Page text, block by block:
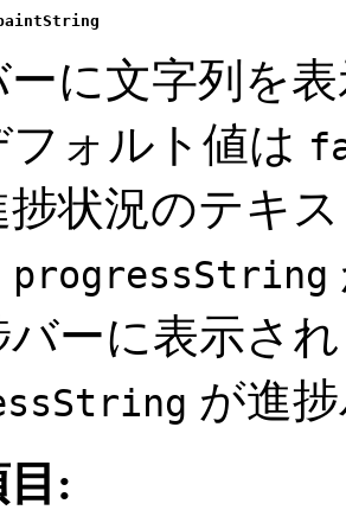
ーに文字列を
フォルト値は
捗状況のテキ
progressString
バーに表示さ
が進
目: